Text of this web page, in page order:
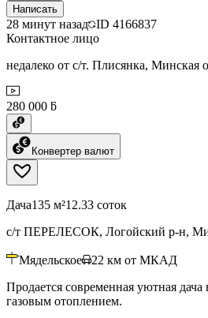
Написать
28 минут назад ID 4166837
Контактное лицо
недалеко от с/т. Плисянка, Минская
280 000 ƃ
Конвертер валют
Дача135 м²12.33 соток
с/т ПЕРЕЛЕСОК, Логойский р-н,
Мядельское 22 км от МКАД
Продается современная уютная
газовым отоплением.